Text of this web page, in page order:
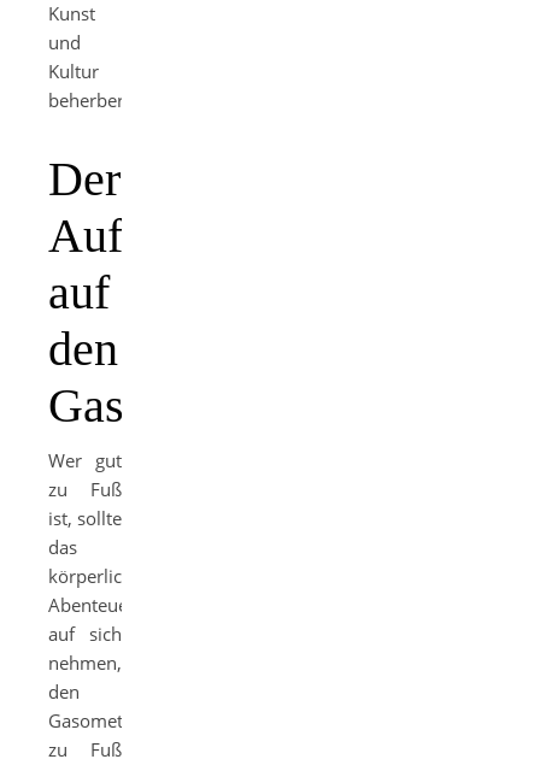
Kunst
und
Kultur
beherbergt.
Der
Aufstieg
auf
den
Gasometer
Wer gut
zu Fuß
ist, sollte
das
körperliche
Abenteuer
auf sich
nehmen,
den
Gasometer
zu Fuß